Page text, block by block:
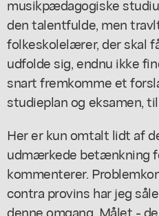
musikpædagogiske
den talentfulde, men
folkeskolelærer, der skal
udfolde sig, endnu ikke
snart fremkomme et
studieplan og eksamen,
Her er kun omtalt lidt af
udmærkede betænkning
kommenterer.
contra provins har jeg
denne omgang. Målet -